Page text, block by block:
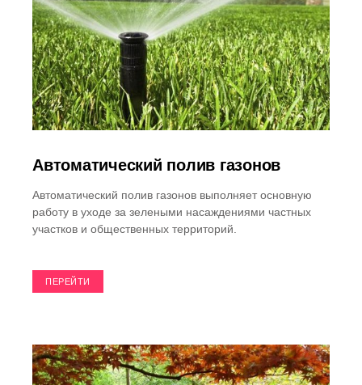
Автоматический полив газонов
Автоматический полив газонов выполняет основную
работу в уходе за зелеными насаждениями частных
участков и общественных территорий.
ПЕРЕЙТИ